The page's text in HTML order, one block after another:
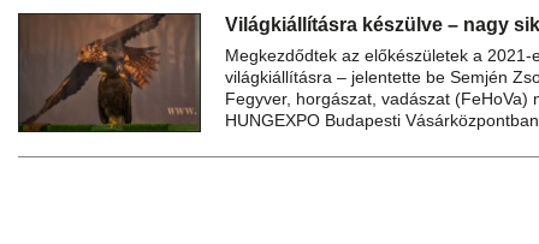
Világkiállításra készülve – nagy
Megkezdődtek az előkészületek a 2021-
világkiállításra – jelentette be Semjén
Fegyver, horgászat, vadászat (FeHoVa)
HUNGEXPO Budapesti